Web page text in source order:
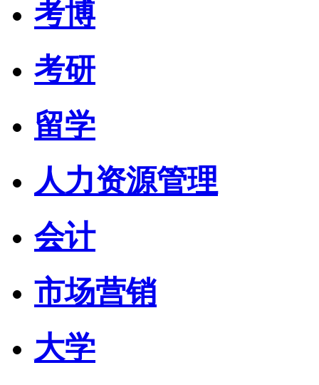
考博
考研
留学
人力资源管理
会计
市场营销
大学